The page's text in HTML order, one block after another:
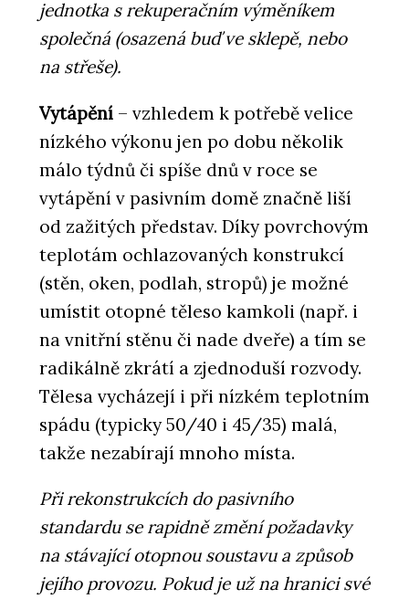
jednotka s rekuperačním výměníkem
společná (osazená buď ve sklepě, nebo
na střeše).
Vytápění – vzhledem k potřebě velice
nízkého výkonu jen po dobu několik
málo týdnů či spíše dnů v roce se
vytápění v pasivním domě značně liší
od zažitých představ. Díky povrchovým
teplotám ochlazovaných konstrukcí
(stěn, oken, podlah, stropů) je možné
umístit otopné těleso kamkoli (např. i
na vnitřní stěnu či nade dveře) a tím se
radikálně zkrátí a zjednoduší rozvody.
Tělesa vycházejí i při nízkém teplotním
spádu (typicky 50/40 i 45/35) malá,
takže nezabírají mnoho místa.
Při rekonstrukcích do pasivního
standardu se rapidně změní požadavky
na stávající otopnou soustavu a způsob
jejího provozu. Pokud je už na hranici své